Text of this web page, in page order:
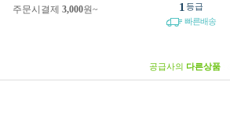
주문시결제 3,000원~ 1 등급
빠른배송
공급사의 다른상품